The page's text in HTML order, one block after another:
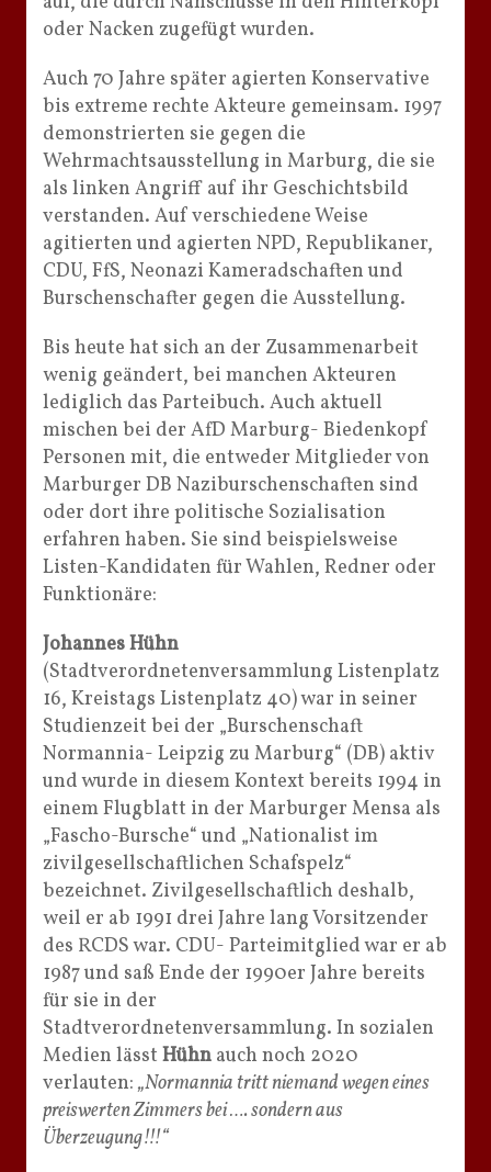
oder Nacken zugefügt wurden.
Auch 70 Jahre später agierten Konservative
bis extreme rechte Akteure gemeinsam. 1997
demonstrierten sie gegen die
Wehrmachtsausstellung in Marburg, die sie
als linken Angriff auf ihr Geschichtsbild
verstanden. Auf verschiedene Weise
agitierten und agierten NPD, Republikaner,
CDU, FfS, Neonazi Kameradschaften und
Burschenschafter gegen die Ausstellung.
Bis heute hat sich an der Zusammenarbeit
wenig geändert, bei manchen Akteuren
lediglich das Parteibuch. Auch aktuell
mischen bei der AfD Marburg- Biedenkopf
Personen mit, die entweder Mitglieder von
Marburger DB Naziburschenschaften sind
oder dort ihre politische Sozialisation
erfahren haben. Sie sind beispielsweise
Listen-Kandidaten für Wahlen, Redner oder
Funktionäre:
Johannes Hühn
(Stadtverordnetenversammlung Listenplatz
16, Kreistags Listenplatz 40) war in seiner
Studienzeit bei der „Burschenschaft
Normannia- Leipzig zu Marburg“ (DB) aktiv
und wurde in diesem Kontext bereits 1994 in
einem Flugblatt in der Marburger Mensa als
„Fascho-Bursche“ und „Nationalist im
zivilgesellschaftlichen Schafspelz“
bezeichnet. Zivilgesellschaftlich deshalb,
weil er ab 1991 drei Jahre lang Vorsitzender
des RCDS war. CDU- Parteimitglied war er ab
1987 und saß Ende der 1990er Jahre bereits
für sie in der
Stadtverordnetenversammlung. In sozialen
Medien lässt Hühn auch noch 2020
verlauten: „Normannia tritt niemand wegen eines
preiswerten Zimmers bei …. sondern aus
Überzeugung!!!“